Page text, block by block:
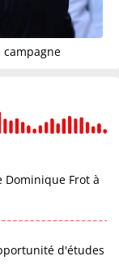
Dominique Frot à
d'études